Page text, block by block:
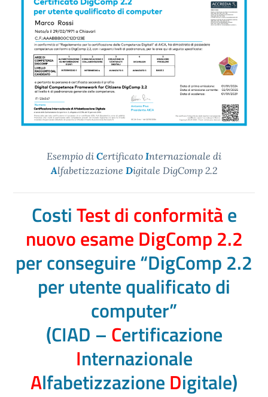
Esempio di Certificato Internazionale di
Alfabetizzazione Digitale DigComp 2.2
CostiTest di conformitàe
nuovo esame DigComp 2.2
per conseguire “DigComp 2.2
per utente qualificato di
computer”
(CIAD – Certificazione
Internazionale
Alfabetizzazione Digitale)